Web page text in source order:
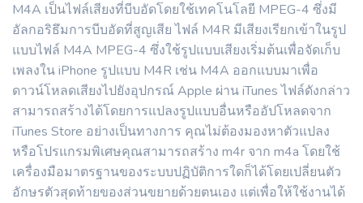
M4A เป็นไฟล์เสียงที่บีบอัดโดยใช้เทคโนโลยี MPEG-4 ซึ่งมี
อัลกอริธึมการบีบอัดที่สูญเสีย ไฟล์ M4R มีเสียงเรียกเข้าในรูป
แบบไฟล์ M4A MPEG-4 ซึ่งใช้รูปแบบเสียงเริ่มต้นเพื่อจัดเก็บ
เพลงใน iPhone รูปแบบ M4R เช่น M4A ออกแบบมาเพื่อ
ดาวน์โหลดเสียงไปยังอุปกรณ์ Apple ผ่าน iTunes ไฟล์ดังกล่าว
สามารถสร้างได้โดยการแปลงรูปแบบอื่นหรืออัปโหลดจาก
iTunes Store อย่างเป็นทางการ คุณไม่ต้องมองหาตัวแปลง
หรือโปรแกรมพิเศษคุณสามารถสร้าง m4r จาก m4a โดยใช้
เครื่องมือมาตรฐานของระบบปฏิบัติการใดก็ได้โดยเปลี่ยนตัว
อักษรตัวสุดท้ายของส่วนขยายด้วยตนเอง แต่เพื่อให้ใช้งานได้